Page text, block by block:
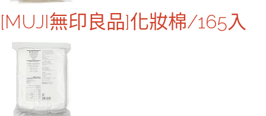
[MUJI無印良品]化妝棉/165入